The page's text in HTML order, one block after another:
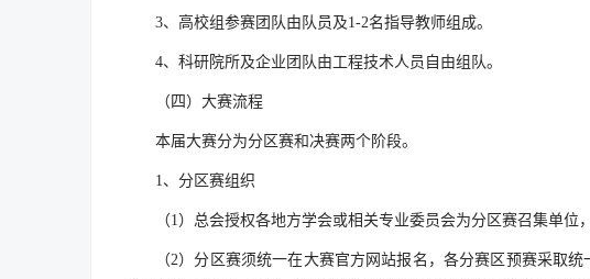
3、高校组参赛团队由队员及1-2名指导教师组成。
4、科研院所及企业团队由工程技术人员自由组队。
（四）大赛流程
本届大赛分为分区赛和决赛两个阶段。
1、分区赛组织
（1）总会授权各地方学会或相关专业委员会为分区赛召集单
（2）分区赛须统一在大赛官方网站报名，各分赛区预赛采取